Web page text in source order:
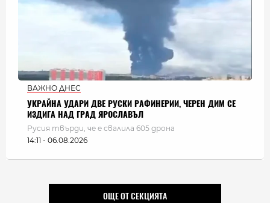
ВАЖНО ДНЕС
УКРАЙНА УДАРИ ДВЕ РУСКИ РАФИНЕРИИ, ЧЕРЕН ДИМ СЕ
ИЗДИГА НАД ГРАД ЯРОСЛАВЪЛ
Русия твърди, че е свалила 605 дрона
14:11 - 06.08.2026
ОЩЕ ОТ СЕКЦИЯТА